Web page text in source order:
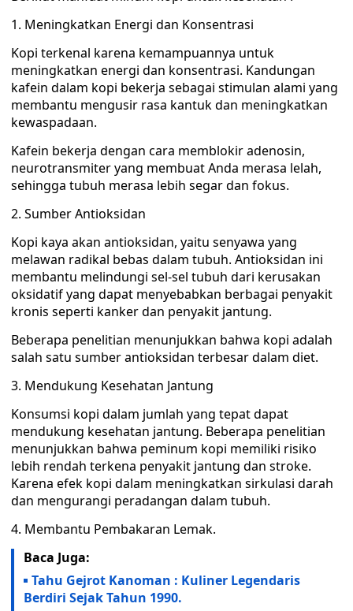
1. Meningkatkan Energi dan Konsentrasi
Kopi terkenal karena kemampuannya untuk
meningkatkan energi dan konsentrasi. Kandungan
kafein dalam kopi bekerja sebagai stimulan alami yang
membantu mengusir rasa kantuk dan meningkatkan
kewaspadaan.
Kafein bekerja dengan cara memblokir adenosin,
neurotransmiter yang membuat Anda merasa lelah,
sehingga tubuh merasa lebih segar dan fokus.
2. Sumber Antioksidan
Kopi kaya akan antioksidan, yaitu senyawa yang
melawan radikal bebas dalam tubuh. Antioksidan ini
membantu melindungi sel-sel tubuh dari kerusakan
oksidatif yang dapat menyebabkan berbagai penyakit
kronis seperti kanker dan penyakit jantung.
Beberapa penelitian menunjukkan bahwa kopi adalah
salah satu sumber antioksidan terbesar dalam diet.
3. Mendukung Kesehatan Jantung
Konsumsi kopi dalam jumlah yang tepat dapat
mendukung kesehatan jantung. Beberapa penelitian
menunjukkan bahwa peminum kopi memiliki risiko
lebih rendah terkena penyakit jantung dan stroke.
Karena efek kopi dalam meningkatkan sirkulasi darah
dan mengurangi peradangan dalam tubuh.
4. Membantu Pembakaran Lemak.
Baca Juga:
Tahu Gejrot Kanoman : Kuliner Legendaris
Berdiri Sejak Tahun 1990.